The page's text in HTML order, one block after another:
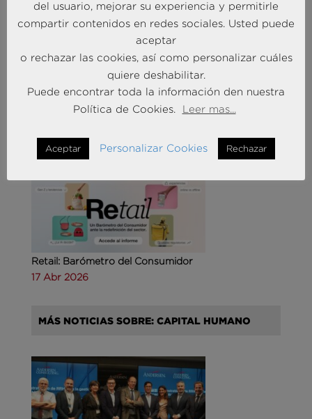
Agencias de viajes: del mostrador al taller de
experiencias
EXPERIENCE
Retail: Barómetro del Consumidor
17 Abr 2026
MÁS NOTICIAS SOBRE: CAPITAL HUMANO
del usuario, mejorar su experiencia y permitirle
compartir contenidos en redes sociales. Usted puede
aceptar
o rechazar las cookies, así como personalizar cuáles
quiere deshabilitar.
Puede encontrar toda la información den nuestra
Política de Cookies.
Leer mas...
Aceptar Personalizar Cookies Rechazar